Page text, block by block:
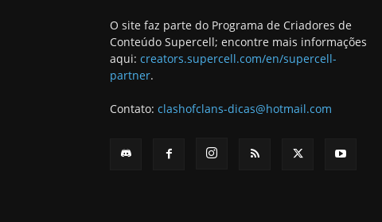
O site faz parte do Programa de Criadores de
Conteúdo Supercell; encontre mais informações
aqui: creators.supercell.com/en/supercell-
partner.
Contato: clashofclans-dicas@hotmail.com